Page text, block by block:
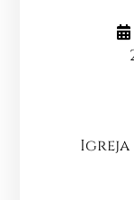
Igreja